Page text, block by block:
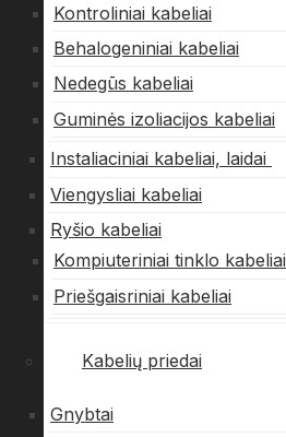
Kontroliniai kabeliai
Behalogeniniai kabeliai
Nedegūs kabeliai
Guminės izoliacijos kabeliai
Instaliaciniai kabeliai, laidai
Viengysliai kabeliai
Ryšio kabeliai
Kompiuteriniai tinklo kabeliai
Priešgaisriniai kabeliai
Kabelių priedai
Gnybtai